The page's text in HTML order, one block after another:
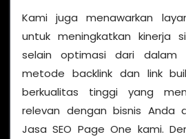
Kami juga menawarkan
untuk meningkatkan kinerja
selain optimasi dari dalam
metode backlink dan link
berkualitas tinggi yang
relevan dengan bisnis Anda
Jasa SEO Page One kami.